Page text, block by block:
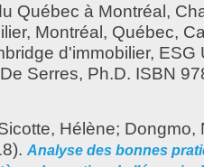
Québec à Montréal,
Montréal, Québec,
d'immobilier, ESG
Serres, Ph.D. ISBN
Hélène; Dongmo,
Analyse des bonnes